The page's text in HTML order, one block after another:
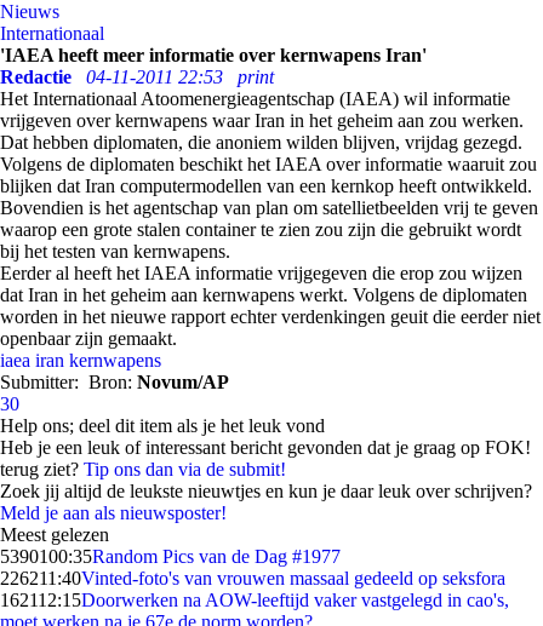
Nieuws
Internationaal
'IAEA heeft meer informatie over kernwapens Iran'
Redactie
04-11-2011 22:53
print
Het Internationaal Atoomenergieagentschap (IAEA) wil informatie
vrijgeven over kernwapens waar Iran in het geheim aan zou werken.
Dat hebben diplomaten, die anoniem wilden blijven, vrijdag gezegd.
Volgens de diplomaten beschikt het IAEA over informatie waaruit zou
blijken dat Iran computermodellen van een kernkop heeft ontwikkeld.
Bovendien is het agentschap van plan om satellietbeelden vrij te geven
waarop een grote stalen container te zien zou zijn die gebruikt wordt
bij het testen van kernwapens.
Eerder al heeft het IAEA informatie vrijgegeven die erop zou wijzen
dat Iran in het geheim aan kernwapens werkt. Volgens de diplomaten
worden in het nieuwe rapport echter verdenkingen geuit die eerder niet
openbaar zijn gemaakt.
iaea iran kernwapens
Submitter: Bron: Novum/AP
30
Help ons; deel dit item als je het leuk vond
Heb je een leuk of interessant bericht gevonden dat je graag op FOK!
terug ziet? Tip ons dan via de submit!
Zoek jij altijd de leukste nieuwtjes en kun je daar leuk over schrijven?
Meld je aan als nieuwsposter!
Meest gelezen
5390100:35Random Pics van de Dag #1977
226211:40Vinted-foto's van vrouwen massaal gedeeld op seksfora
162112:15Doorwerken na AOW-leeftijd vaker vastgelegd in cao's,
moet werken na je 67e de norm worden?